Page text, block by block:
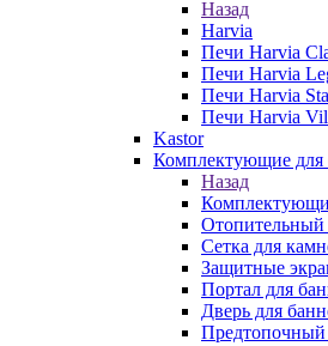
Назад
Harvia
Печи Harvia
Печи Harvia
Печи Harvia
Печи Harvia
Kastor
Комплектующие для
Назад
Отопительный
Сетка для
Защитные
Портал для
Дверь для
Предтопочный